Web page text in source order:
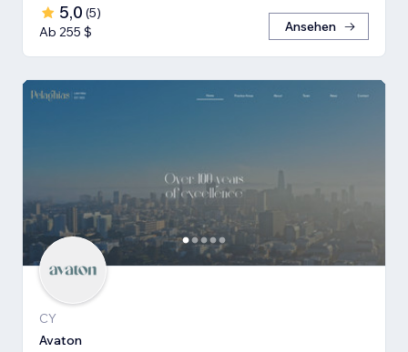
5,0 (5)
Ab 255 $
Ansehen
CY
Avaton